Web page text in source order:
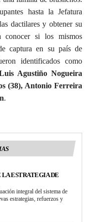
hasta la Jefatura
dactilares y obtener su
conocer si los mismos
captura en su país de
identificados como
Agustiño Nogueira
(38), Antonio Ferreira
.
ESTRATEGIA DE
integral del sistema de
estrategias, refuerzos y